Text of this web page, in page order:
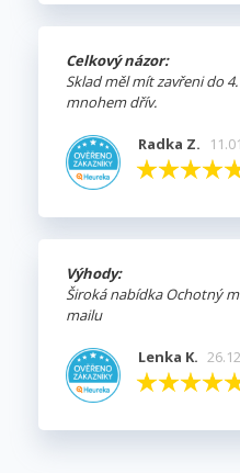
Celkový názor:
Sklad měl mít zavřeni do
mnohem dřív.
Radka Z.
Výhody:
Široká nabídka Ochotný
mailu
Lenka K.